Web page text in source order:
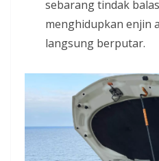
sebarang tindak
menghidupkan enjin
langsung berputar.